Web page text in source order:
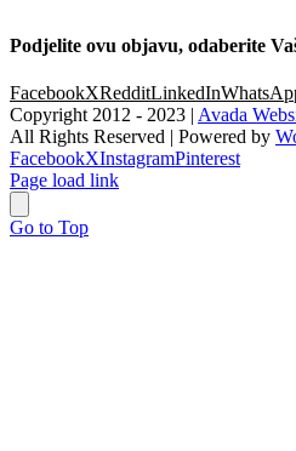
Podjelite ovu objavu, odaberite
FacebookXRedditLinkedIn
Copyright 2012 - 2023 | Avada
All Rights Reserved | Powered by
FacebookXInstagramPinterest
Page load link
Go to Top